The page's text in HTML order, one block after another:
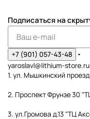
Подписаться на
+7 (901) 057-43-48
yaroslavl@lithium-store.ru
1. ул. Мышкинский
2. Проспект Фрунзе 30
3. ул.Громова д.13 "ТЦ